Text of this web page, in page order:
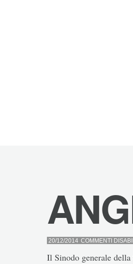
20/12/2014 COMMENTI
Il Sinodo generale